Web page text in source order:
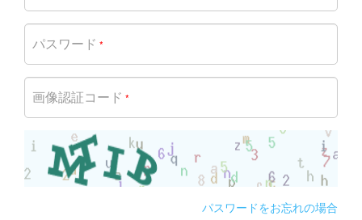
パスワード *
画像認証コード *
パスワードをお忘れの場合